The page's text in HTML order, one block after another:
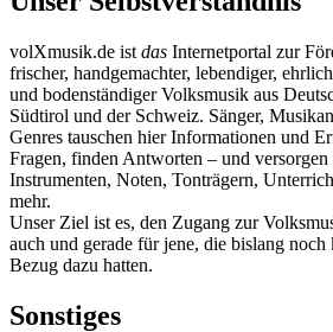
volXmusik.de ist das Internetportal zur
frischer, handgemachter, lebendiger,
und bodenständiger Volksmusik aus
Südtirol und der Schweiz. Sänger,
Genres tauschen hier Informationen und
Fragen, finden Antworten – und
Instrumenten, Noten, Tonträgern,
mehr.
Unser Ziel ist es, den Zugang zur
auch und gerade für jene, die bislang noch
Bezug dazu hatten.
Sonstiges